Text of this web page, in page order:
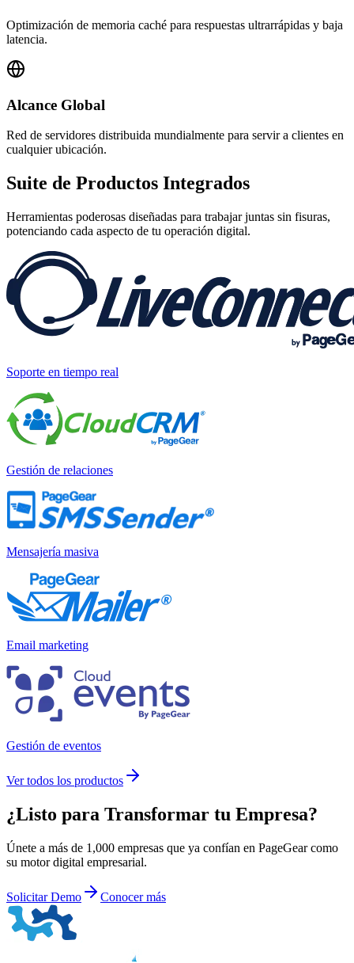
Optimización de memoria caché para respuestas ultrarrápidas y baja
latencia.
Alcance Global
Red de servidores distribuida mundialmente para servir a clientes en
cualquier ubicación.
Suite de Productos Integrados
Herramientas poderosas diseñadas para trabajar juntas sin fisuras,
potenciando cada aspecto de tu operación digital.
Soporte en tiempo real
Gestión de relaciones
Mensajería masiva
Email marketing
Gestión de eventos
Ver todos los productos
¿Listo para Transformar tu Empresa?
Únete a más de 1,000 empresas que ya confían en PageGear como
su motor digital empresarial.
Solicitar Demo Conocer más